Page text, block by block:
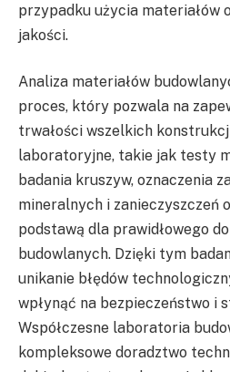
przypadku użycia materiałów
jakości.
Analiza materiałów
proces, który pozwala na
trwałości wszelkich
laboratoryjne, takie jak testy
badania kruszyw, oznaczenia
mineralnych i zanieczyszczeń
podstawą dla prawidłowego
budowlanych. Dzięki tym
unikanie błędów
wpłynąć na bezpieczeństwo i
Współczesne laboratoria
kompleksowe doradztwo